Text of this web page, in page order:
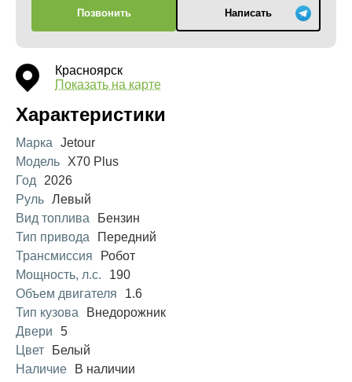
Позвонить Написать
Красноярск
Показать на карте
Характеристики
Марка
Jetour
Модель
X70 Plus
Год
2026
Руль Левый
Вид топлива
Бензин
Тип привода
Передний
Трансмиссия
Робот
Мощность, л.с.
190
Объем двигателя
1.6
Тип кузова
Внедорожник
Двери
5
Цвет
Белый
Наличие
В наличии